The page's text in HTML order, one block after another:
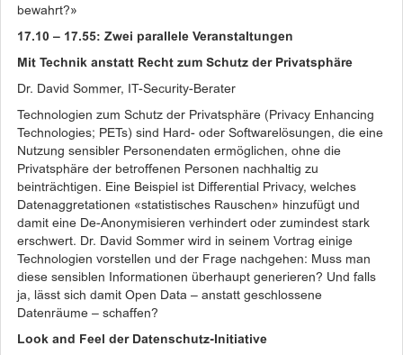
bewahrt?»
17.10 – 17.55: Zwei parallele Veranstaltungen
Mit Technik anstatt Recht zum Schutz der Privatsphäre
Dr. David Sommer, IT-Security-Berater
Technologien zum Schutz der Privatsphäre (Privacy Enhancing
Technologies; PETs) sind Hard- oder Softwarelösungen, die eine
Nutzung sensibler Personendaten ermöglichen, ohne die
Privatsphäre der betroffenen Personen nachhaltig zu
beinträchtigen. Eine Beispiel ist Differential Privacy, welches
Datenaggretationen «statistisches Rauschen» hinzufügt und
damit eine De-Anonymisieren verhindert oder zumindest stark
erschwert. Dr. David Sommer wird in seinem Vortrag einige
Technologien vorstellen und der Frage nachgehen: Muss man
diese sensiblen Informationen überhaupt generieren? Und falls
ja, lässt sich damit Open Data – anstatt geschlossene
Datenräume – schaffen?
Look and Feel der Datenschutz-Initiative